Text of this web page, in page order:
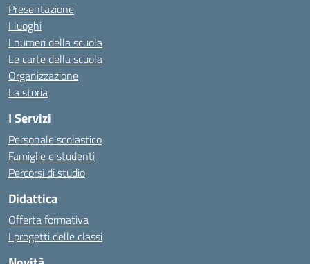
Presentazione
I luoghi
I numeri della scuola
Le carte della scuola
Organizzazione
La storia
I Servizi
Personale scolastico
Famiglie e studenti
Percorsi di studio
Didattica
Offerta formativa
I progetti delle classi